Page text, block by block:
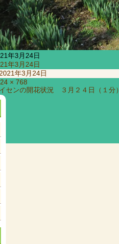
年3月24日
年3月24日
2021年3月24日
× 768
センの開花状況 ３月２４日（１分）